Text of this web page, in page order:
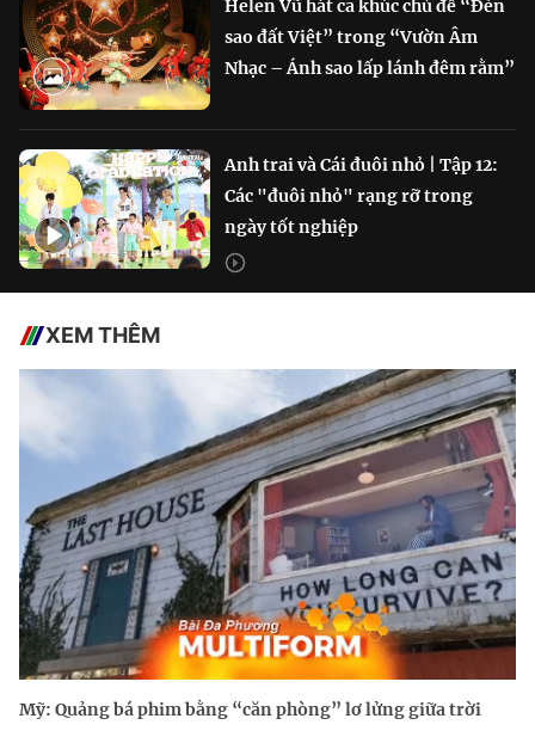
Helen Vũ hát ca khúc chủ đề “Đèn
sao đất Việt” trong “Vườn Âm
Nhạc – Ánh sao lấp lánh đêm rằm”
Anh trai và Cái đuôi nhỏ | Tập 12:
Các "đuôi nhỏ" rạng rỡ trong
ngày tốt nghiệp
XEM THÊM
Mỹ: Quảng bá phim bằng “căn phòng” lơ lửng giữa trời